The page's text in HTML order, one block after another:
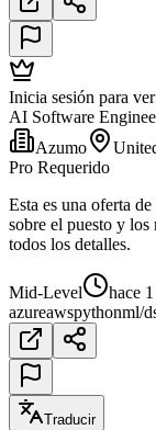
Inicia sesión para
AI Software
Azumo
Pro Requerido
Esta es una oferta
sobre el puesto y
todos los detalles.
Mid-Level
hace
azureawspythonml/
Traducir